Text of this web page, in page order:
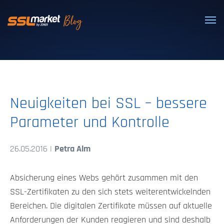
Vertrauenswürdige SSL/TLS-
Neuigkeiten bei SSL – bessere
Parameter und Kontrolle
26.05.2016 | Petra Alm
Absicherung eines Webs gehört zusammen mit den
SSL-Zertifikaten zu den sich stets weiterentwickelnden
Bereichen. Die digitalen Zertifikate müssen auf aktuelle
Anforderungen der Kunden reagieren und sind deshalb